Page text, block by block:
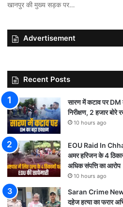
खानपुर की मुख्य सड़क पर…
Advertisement
Recent Posts
सारण में कटाव पर
निरीक्षण, 2 हजार
10 hours ago
EOU Raid In
अमर हरिजन के 4
अधिक संपत्ति का आरोप
10 hours ago
Saran Crime
दहेज हत्या का फरार